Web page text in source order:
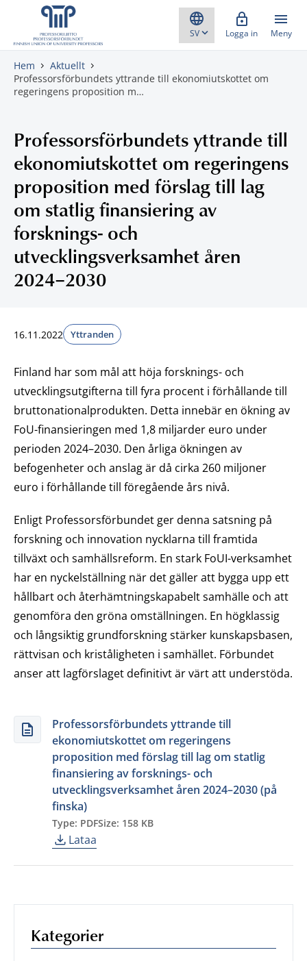
Gå direkt till innehåll
Logga in Meny
Hem
Aktuellt
Professorsförbundets yttrande till ekonomiutskottet om
regeringens proposition m…
Professorsförbundets yttrande till
ekonomiutskottet om regeringens
proposition med förslag till lag
om statlig finansiering av
forsknings- och
utvecklingsverksamhet åren
2024–2030
16.11.2022 Yttranden
Finland har som mål att höja forsknings- och
utvecklingsutgifterna till fyra procent i förhållande till
bruttonationalprodukten. Detta innebär en ökning av
FoU-finansieringen med 1,8 miljarder euro under
perioden 2024–2030. Den årliga ökningen av
befogenheter och anslag är då cirka 260 miljoner
euro i förhållande till föregående års nivå.
Enligt Professorsförbundet ger denna satsning på
forskning och innovation nycklarna till framtida
tillväxt och samhällsreform. En stark FoUI-verksamhet
har en nyckelställning när det gäller att bygga upp ett
hållbart och återhämtningskapabelt samhälle och att
genomföra den gröna omställningen. En högklassig
och långsiktig grundforskning stärker kunskapsbasen,
rättvisan och kriståligheten i samhället. Förbundet
anser att lagförslaget definitivt är värt att understöda.
Professorsförbundets yttrande till
ekonomiutskottet om regeringens
proposition med förslag till lag om statlig
finansiering av forsknings- och
utvecklingsverksamhet åren 2024–2030 (på
finska)
Type: PDFSize: 158 KB
Lataa
Kategorier